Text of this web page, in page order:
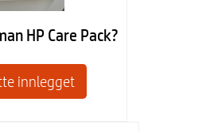
HP Care Pack?
innlegget